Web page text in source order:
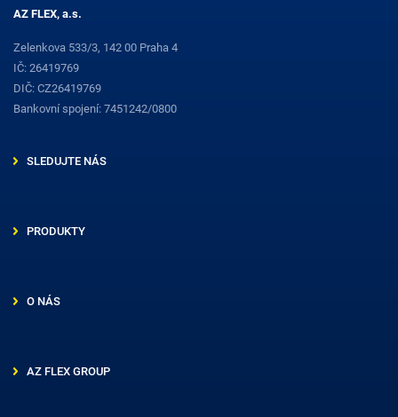
AZ FLEX, a.s.
Zelenkova 533/3, 142 00 Praha 4
IČ: 26419769
DIČ: CZ26419769
Bankovní spojení: 7451242/0800
SLEDUJTE NÁS
PRODUKTY
O NÁS
AZ FLEX GROUP